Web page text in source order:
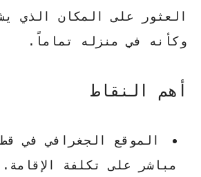
العثور على المكان الذي
وكأنه في منزله تماماً.
أهم النقاط
الموقع الجغرافي في
مباشر على تكلفة الإقامة.